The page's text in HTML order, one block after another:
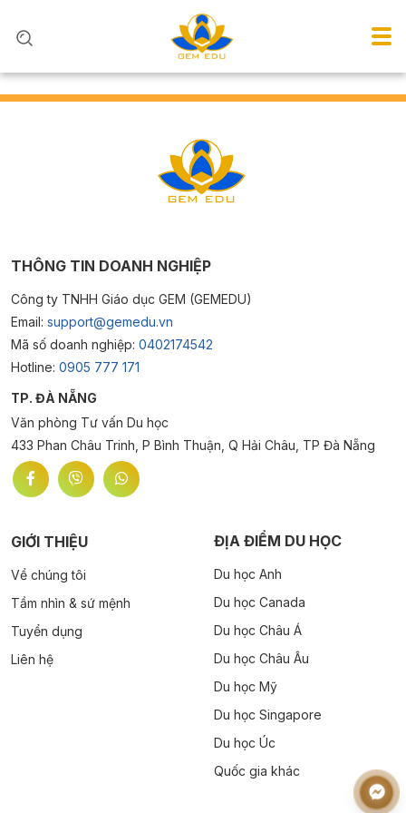
THÔNG TIN DOANH NGHIỆP
Công ty TNHH Giáo dục GEM (GEMEDU)
Email: support@gemedu.vn
Mã số doanh nghiệp: 0402174542
Hotline: 0905 777 171
TP. ĐÀ NẴNG
Văn phòng Tư vấn Du học
433 Phan Châu Trinh, P Bình Thuận, Q Hải Châu, TP Đà Nẵng
GIỚI THIỆU
Về chúng tôi
Tầm nhìn & sứ mệnh
Tuyển dụng
Liên hệ
ĐỊA ĐIỂM DU HỌC
Du học Anh
Du học Canada
Du học Châu Á
Du học Châu Âu
Du học Mỹ
Du học Singapore
Du học Úc
Quốc gia khác